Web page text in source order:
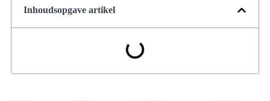
Inhoudsopgave artikel